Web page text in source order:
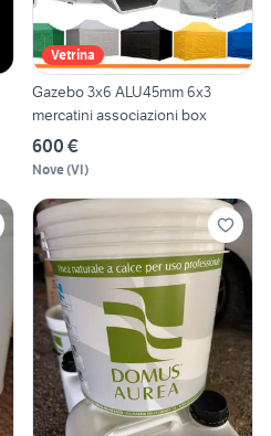
Vetrina
Gazebo 3x6 ALU45mm 6x3
mercatini associazioni box
600 €
Nove(VI)